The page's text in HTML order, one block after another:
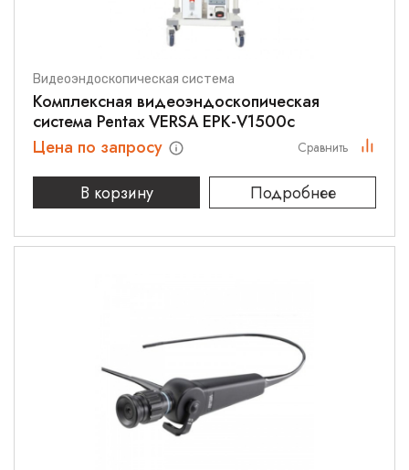
Видеоэндоскопическая система
Комплексная видеоэндоскопическая
система Pentax VERSA EPK-V1500c
Цена по запросу
В корзину
Подробнее
Сравнить